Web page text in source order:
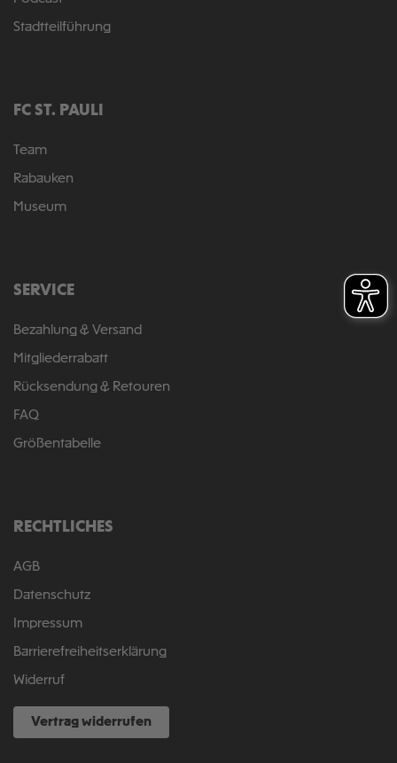
Stadtteilführung
FC ST. PAULI
Team
Rabauken
Museum
SERVICE
Bezahlung & Versand
Mitgliederrabatt
Rücksendung & Retouren
FAQ
Größentabelle
RECHTLICHES
AGB
Datenschutz
Impressum
Barrierefreiheitserklärung
Widerruf
Vertrag widerrufen